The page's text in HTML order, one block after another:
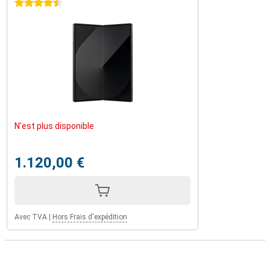
4.5 étoiles
N'est plus disponible
1.120,00 €
Avec TVA | Hors Frais d'expédition